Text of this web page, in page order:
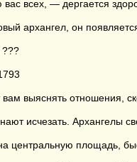
всех, — дергается
архангел, он
???
выяснять отношения,
исчезать. Архангелы
центральную площадь,